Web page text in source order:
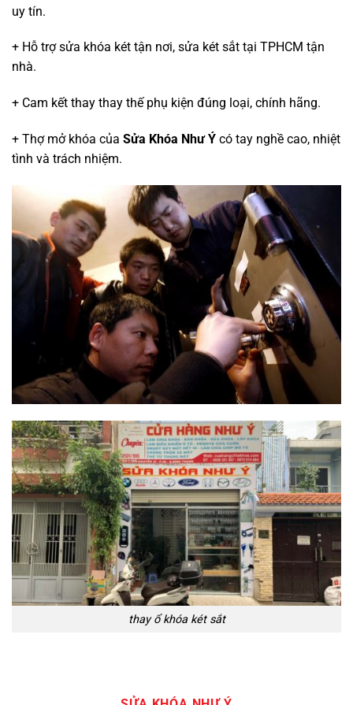
uy tín.
+ Hỗ trợ sửa khóa két tận nơi, sửa két sắt tại TPHCM tận
nhà.
+ Cam kết thay thay thế phụ kiện đúng loại, chính hãng.
+ Thợ mở khóa của Sửa Khóa Như Ý có tay nghề cao, nhiệt
tình và trách nhiệm.
thay ổ khóa két sắt